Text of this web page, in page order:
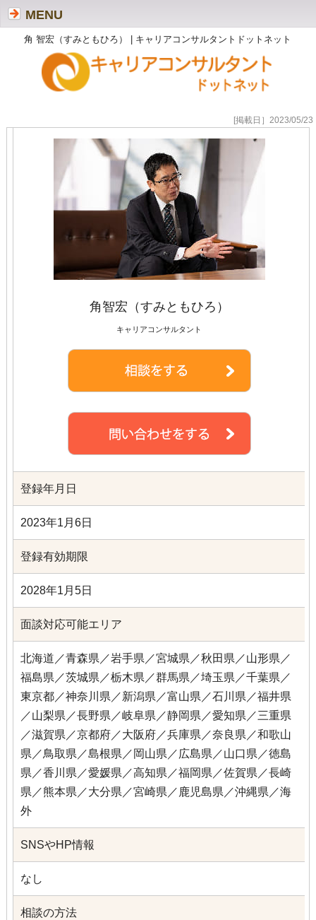
角 智宏（すみともひろ） | キャリアコンサルタントドットネット
MENU
[掲載日］2023/05/23
角智宏（すみともひろ）
キャリアコンサルタント
登録年月日
2023年1月6日
登録有効期限
2028年1月5日
面談対応可能エリア
北海道／青森県／岩手県／宮城県／秋田県／山形県／
福島県／茨城県／栃木県／群馬県／埼玉県／千葉県／
東京都／神奈川県／新潟県／富山県／石川県／福井県
／山梨県／長野県／岐阜県／静岡県／愛知県／三重県
／滋賀県／京都府／大阪府／兵庫県／奈良県／和歌山
県／鳥取県／島根県／岡山県／広島県／山口県／徳島
県／香川県／愛媛県／高知県／福岡県／佐賀県／長崎
県／熊本県／大分県／宮崎県／鹿児島県／沖縄県／海
外
SNSやHP情報
なし
相談の方法